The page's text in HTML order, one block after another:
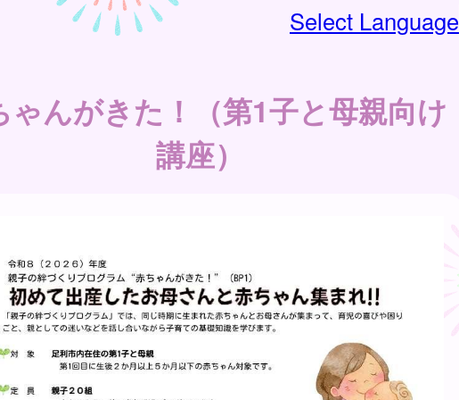
Select Language
ゃんがきた！（第1子と母親向け
講座）